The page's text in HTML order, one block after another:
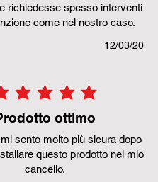
richiedesse spesso interventi
come nel nostro caso.
12/03/20
la valutazione media è 5 su
ottimo
sento molto più sicura dopo
questo prodotto nel mio
cancello.